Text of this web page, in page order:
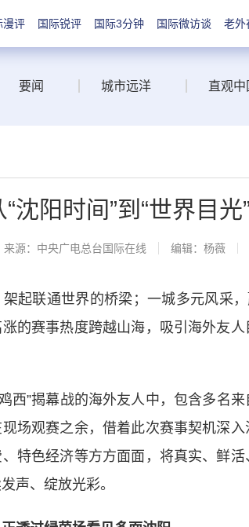
漫评 国际锐评 国际3分钟 国际微访谈 老外
要闻 城市远洋 直观中
沈阳时间”到“世界目光”
来源：中央广电总台国际在线 编辑：杨薇
联通世界的桥梁；一城多元风采，
的赛事热度跨越山海，吸引海外友
”揭幕战的海外友人中，包含多名来
场观赛之余，借着此次赛事契机深
特色经济等方方面面，将真实、鲜
声、绽放光彩。